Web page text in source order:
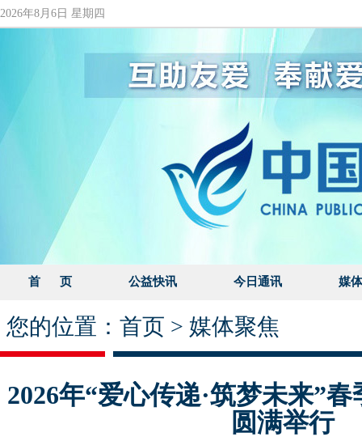
2026年8月6日 星期四
首 页 公益快讯 今日通讯 媒
您的位置： 首页 > 媒体聚焦
2026年“爱心传递·筑梦未来”
圆满举行